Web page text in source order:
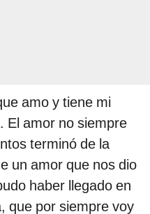
amo y tiene mi
El amor no siempre
terminó de la
un amor que nos dio
haber llegado en
que por siempre voy